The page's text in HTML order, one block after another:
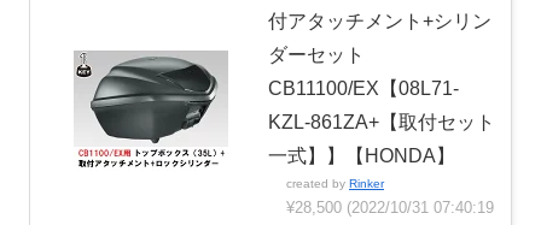
付アタッチメント+シリン
ダーセット
CB11100/EX【08L71-
KZL-861ZA+【取付セット
一式】】【HONDA】
created by Rinker
¥28,500 (2022/10/31 07:40:19